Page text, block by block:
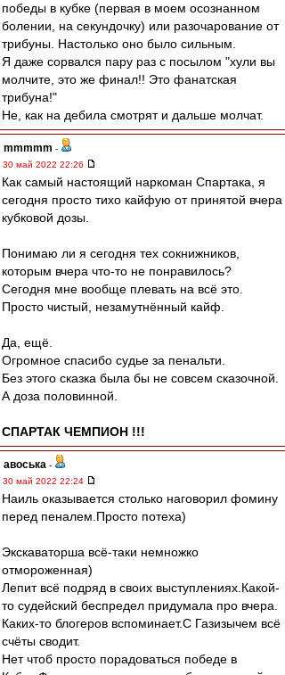
победы в кубке (первая в моем осознанном
болении, на секундочку) или разочарование от
трибуны. Настолько оно было сильным.
Я даже сорвался пару раз с посылом "хули вы
молчите, это же финал!! Это фанатская
трибуна!"
Не, как на дебила смотрят и дальше молчат.
mmmmm -
30 май 2022 22:26
Как самый настоящий наркоман Спартака, я
сегодня просто тихо кайфую от принятой вчера
кубковой дозы.
Понимаю ли я сегодня тех сокнижников,
которым вчера что-то не понравилось?
Сегодня мне вообще плевать на всё это.
Просто чистый, незамутнённый кайф.
Да, ещё.
Огромное спасибо судье за пенальти.
Без этого сказка была бы не совсем сказочной.
А доза половинной.
СПАРТАК ЧЕМПИОН !!!
авоська -
30 май 2022 22:24
Наиль оказывается столько наговорил фомину
перед пеналем.Просто потеха)
Экскаваторша всё-таки немножко
отмороженная)
Лепит всё подряд в своих выступлениях.Какой-
то судейский беспредел придумала про вчера.
Каких-то блогеров вспоминает.С Газизычем всё
счёты сводит.
Нет чтоб просто порадоваться победе в